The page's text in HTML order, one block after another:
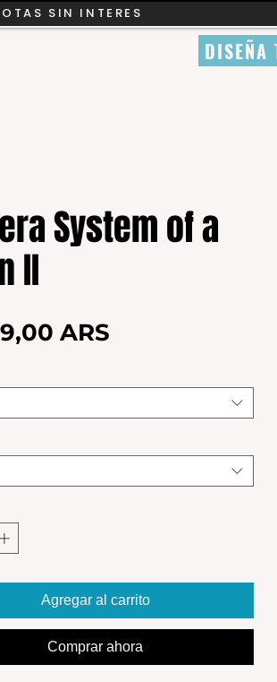
SIN INTERES
DISEÑA
System of a
II
ARS
Agregar al carrito
Comprar ahora